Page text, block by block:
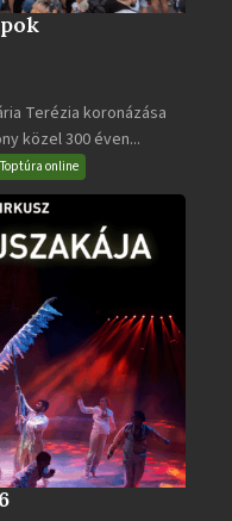
Terézia koronázása
közel 300 éven...
Toptúra online